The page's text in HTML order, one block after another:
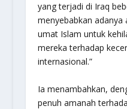
yang terjadi di Iraq
menyebabkan adanya
umat Islam untuk
mereka terhadap
internasional.”
Ia menambahkan,
penuh amanah